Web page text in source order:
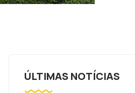
ÚLTIMAS NOTÍCIAS